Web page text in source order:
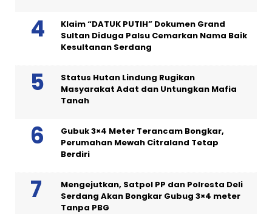
Klaim “DATUK PUTIH” Dokumen Grand
Sultan Diduga Palsu Cemarkan Nama Baik
Kesultanan Serdang
Status Hutan Lindung Rugikan
Masyarakat Adat dan Untungkan Mafia
Tanah
Gubuk 3×4 Meter Terancam Bongkar,
Perumahan Mewah Citraland Tetap
Berdiri
Mengejutkan, Satpol PP dan Polresta Deli
Serdang Akan Bongkar Gubug 3×4 meter
Tanpa PBG